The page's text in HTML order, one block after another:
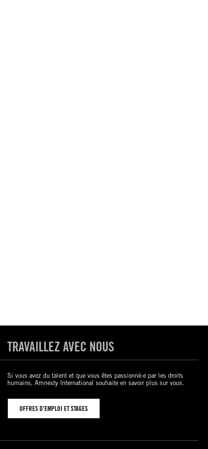
TRAVAILLEZ AVEC NOUS
Si vous avez du talent et que vous êtes passionné-e par les droits
humains, Amnesty International souhaite en savoir plus sur vous.
OFFRES D’EMPLOI ET STAGES